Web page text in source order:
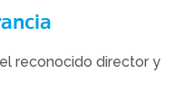
reconocido director y